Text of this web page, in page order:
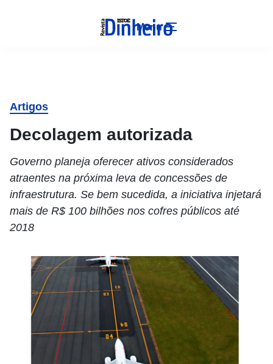
Menu
Artigos
Decolagem autorizada
Governo planeja oferecer ativos considerados
atraentes na próxima leva de concessões de
infraestrutura. Se bem sucedida, a iniciativa injetará
mais de R$ 100 bilhões nos cofres públicos até
2018